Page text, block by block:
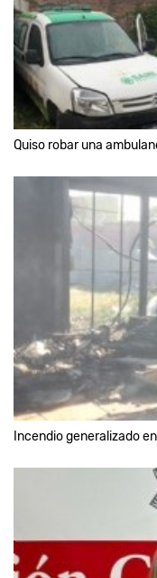
Quiso robar una
Incendio generalizado